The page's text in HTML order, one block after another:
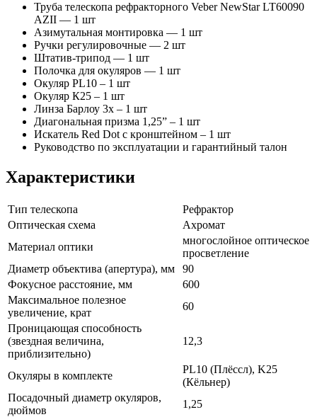
Труба телескопа рефракторного Veber NewStar LT60090
AZII — 1 шт
Азимутальная монтировка — 1 шт
Ручки регулировочные — 2 шт
Штатив-трипод — 1 шт
Полочка для окуляров — 1 шт
Окуляр PL10 – 1 шт
Окуляр К25 – 1 шт
Линза Барлоу 3х – 1 шт
Диагональная призма 1,25” – 1 шт
Искатель Red Dot с кронштейном – 1 шт
Руководство по эксплуатации и гарантийный талон
Характеристики
Тип телескопа
Рефрактор
Оптическая схема
Ахромат
Материал оптики
многослойное оптическое
просветление
Диаметр объектива (апертура), мм
90
Фокусное расстояние, мм
600
Максимальное полезное
увеличение, крат
60
Проницающая способность
(звездная величина,
приблизительно)
12,3
Окуляры в комплекте
PL10 (Плёссл), K25
(Кёльнер)
Посадочный диаметр окуляров,
дюймов
1,25